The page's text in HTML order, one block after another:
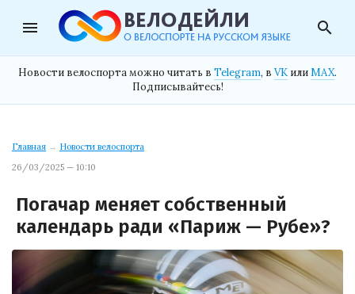
menu search
Новости велоспорта можно читать в Telegram, в VK илиMAX.
Подписывайтесь!
Главная → Новости велоспорта
26/03/2025 — 10:10
Погачар меняет собственный
календарь ради «Париж — Рубе»?